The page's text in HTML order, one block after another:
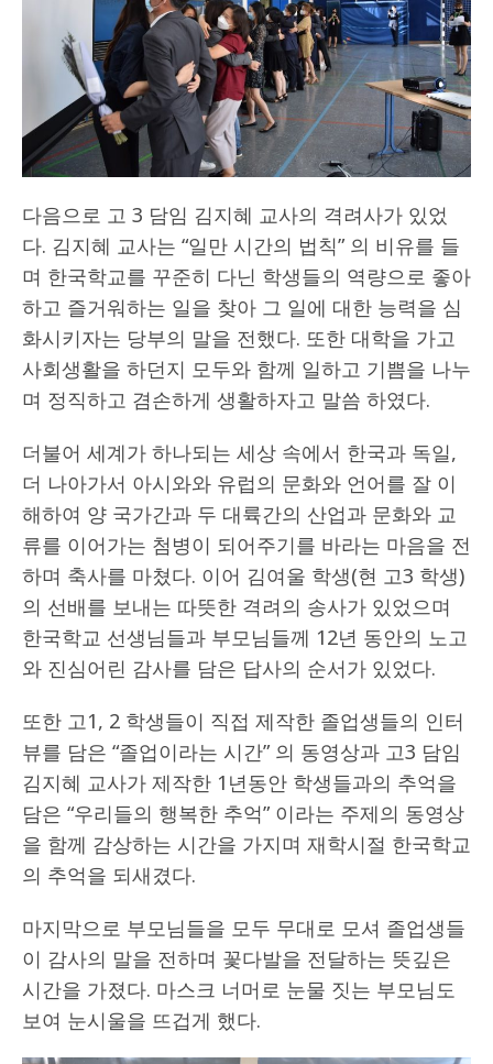
다음으로 고 3 담임 김지혜 교사의 격려사가 있었
다. 김지혜 교사는 “일만 시간의 법칙” 의 비유를 들
며 한국학교를 꾸준히 다닌 학생들의 역량으로 좋아
하고 즐거워하는 일을 찾아 그 일에 대한 능력을 심
화시키자는 당부의 말을 전했다. 또한 대학을 가고
사회생활을 하던지 모두와 함께 일하고 기쁨을 나누
며 정직하고 겸손하게 생활하자고 말씀 하였다.
더불어 세계가 하나되는 세상 속에서 한국과 독일,
더 나아가서 아시와와 유럽의 문화와 언어를 잘 이
해하여 양 국가간과 두 대륙간의 산업과 문화와 교
류를 이어가는 첨병이 되어주기를 바라는 마음을 전
하며 축사를 마쳤다. 이어 김여울 학생(현 고3 학생)
의 선배를 보내는 따뜻한 격려의 송사가 있었으며
한국학교 선생님들과 부모님들께 12년 동안의 노고
와 진심어린 감사를 담은 답사의 순서가 있었다.
또한 고1, 2 학생들이 직접 제작한 졸업생들의 인터
뷰를 담은 “졸업이라는 시간” 의 동영상과 고3 담임
김지혜 교사가 제작한 1년동안 학생들과의 추억을
담은 “우리들의 행복한 추억” 이라는 주제의 동영상
을 함께 감상하는 시간을 가지며 재학시절 한국학교
의 추억을 되새겼다.
마지막으로 부모님들을 모두 무대로 모셔 졸업생들
이 감사의 말을 전하며 꽃다발을 전달하는 뜻깊은
시간을 가졌다. 마스크 너머로 눈물 짓는 부모님도
보여 눈시울을 뜨겁게 했다.